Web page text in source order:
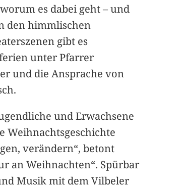
es dabei geht – und
den himmlischen
gibt es
unter Pfarrer
und die Ansprache von
und Erwachsene
Weihnachtsgeschichte
verändern“, betont
an Weihnachten“. Spürbar
Musik mit dem Vilbeler